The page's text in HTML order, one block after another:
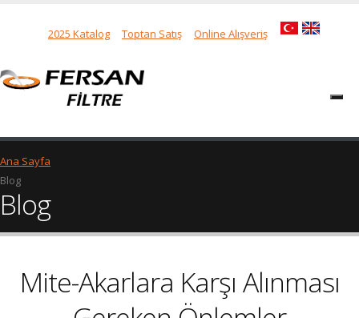
2025 Katalog Toptan Satış Online Alışveriş
Ana Sayfa
Blog
Blog
Mite-Akarlara Karşı Alınması